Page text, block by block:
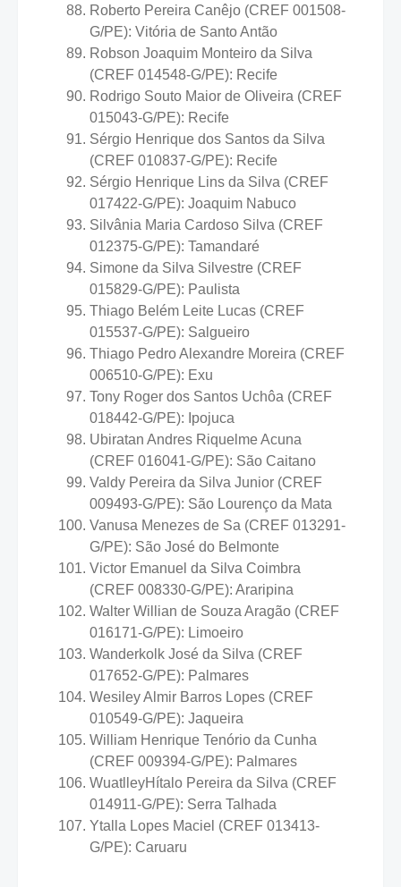
Roberto Pereira Canêjo (CREF 001508-
G/PE): Vitória de Santo Antão
Robson Joaquim Monteiro da Silva
(CREF 014548-G/PE): Recife
Rodrigo Souto Maior de Oliveira (CREF
015043-G/PE): Recife
Sérgio Henrique dos Santos da Silva
(CREF 010837-G/PE): Recife
Sérgio Henrique Lins da Silva (CREF
017422-G/PE): Joaquim Nabuco
Silvânia Maria Cardoso Silva (CREF
012375-G/PE): Tamandaré
Simone da Silva Silvestre (CREF
015829-G/PE): Paulista
Thiago Belém Leite Lucas (CREF
015537-G/PE): Salgueiro
Thiago Pedro Alexandre Moreira (CREF
006510-G/PE): Exu
Tony Roger dos Santos Uchôa (CREF
018442-G/PE): Ipojuca
Ubiratan Andres Riquelme Acuna
(CREF 016041-G/PE): São Caitano
Valdy Pereira da Silva Junior (CREF
009493-G/PE): São Lourenço da Mata
Vanusa Menezes de Sa (CREF 013291-
G/PE): São José do Belmonte
Victor Emanuel da Silva Coimbra
(CREF 008330-G/PE): Araripina
Walter Willian de Souza Aragão (CREF
016171-G/PE): Limoeiro
Wanderkolk José da Silva (CREF
017652-G/PE): Palmares
Wesiley Almir Barros Lopes (CREF
010549-G/PE): Jaqueira
William Henrique Tenório da Cunha
(CREF 009394-G/PE): Palmares
WuatlleyHítalo Pereira da Silva (CREF
014911-G/PE): Serra Talhada
Ytalla Lopes Maciel (CREF 013413-
G/PE): Caruaru